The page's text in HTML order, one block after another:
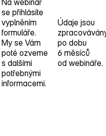
Na webinář
se přihlásíte
vyplněním
formuláře.
My se Vám
poté ozveme
s dalšími
potřebnými
informacemi.
Údaje jsou
po dobu
6 měsíců
od webináře.